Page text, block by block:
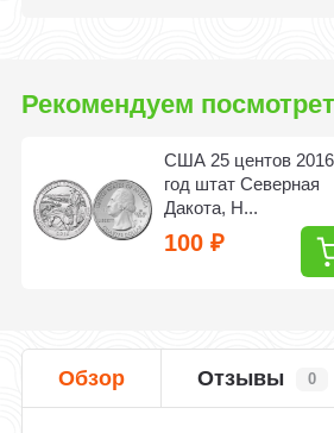
Рекомендуем
США 25 центов
год штат Северная
Дакота, Н...
100₽
Обзор Отзывы 0